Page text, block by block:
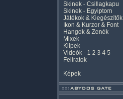
Skinek - Csillagkapu
Skinek - Egyiptom
Játékok & Kiegészítők
Ikon & Kurzor & Font
Hangok & Zenék
Mixek
Klipek
Videók - 1 2 3 4 5
Feliratok
Képek